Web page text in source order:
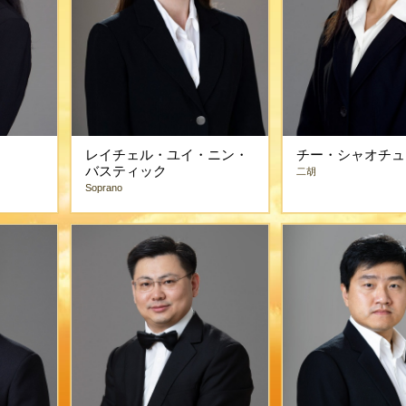
レイチェル・ユイ・ニン・
バスティック
Soprano
チー・シャオチ
二胡